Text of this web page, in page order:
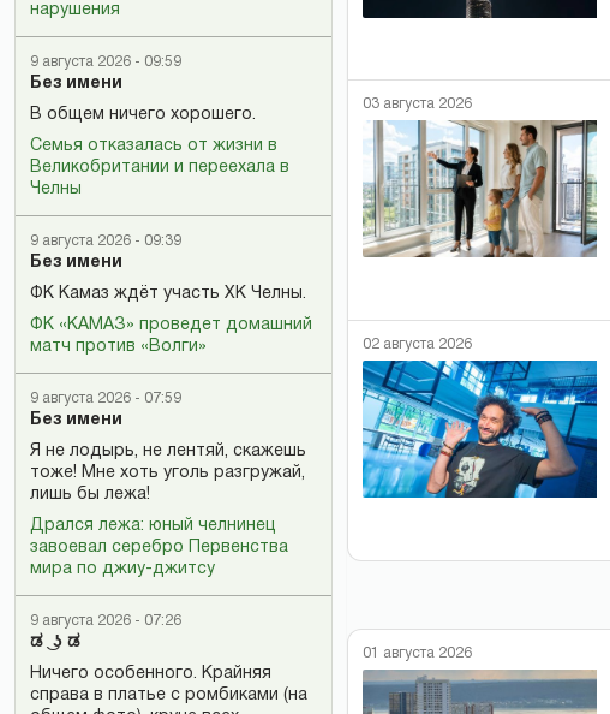
нарушения
9 августа 2026 - 09:59
Без имени
В общем ничего хорошего.
Семья отказалась от жизни в
Великобритании и переехала в
Челны
9 августа 2026 - 09:39
Без имени
ФК Камаз ждёт участь ХК Челны.
ФК «КАМАЗ» проведет домашний
матч против «Волги»
9 августа 2026 - 07:59
Без имени
Я не лодырь, не лентяй, скажешь
тоже! Мне хоть уголь разгружай,
лишь бы лежа!
Дрался лежа: юный челнинец
завоевал серебро Первенства
мира по джиу-джитсу
9 августа 2026 - 07:26
ಡ ͜ ʖ ಡ
Ничего особенного. Крайняя
справа в платье с ромбиками (на
03 августа 2026
02 августа 2026
01 августа 2026